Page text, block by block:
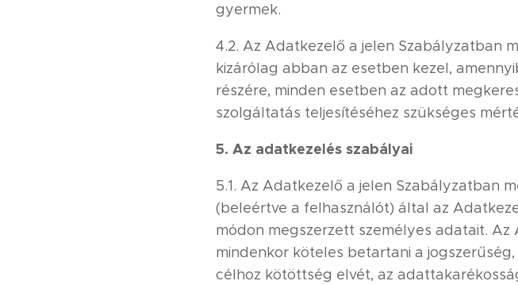
gyermek.
4.2. Az Adatkezelő a jelen Szabályzatban
kizárólag abban az esetben kezel,
részére, minden esetben az adott
szolgáltatás teljesítéséhez szükséges
5. Az adatkezelés szabályai
5.1. Az Adatkezelő a jelen Szabályzatban
(beleértve a felhasználót) által az
módon megszerzett személyes adatait.
mindenkor köteles betartani a
célhoz kötöttség elvét, az